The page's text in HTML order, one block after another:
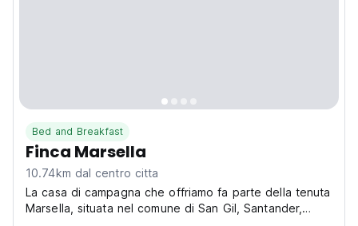
Bed and Breakfast
Finca Marsella
10.74km dal centro citta
La casa di campagna che offriamo fa parte della tenuta
Marsella, situata nel comune di San Gil, Santander,